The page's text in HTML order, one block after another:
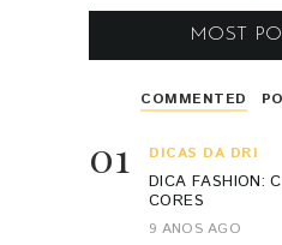
MOST
COMMENTED
01 DICAS DA DRI
DICA FASHION:
CORES
9 ANOS AGO